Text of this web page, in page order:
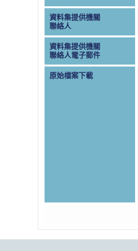
資料集提供機關
聯絡人
資料集提供機關
聯絡人電子郵件
原始檔案下載